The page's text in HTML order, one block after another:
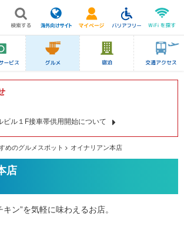
ル１F接車帯供用開始について
めのグルメスポット オイナリアン本店
店
ン”を気軽に味わえるお店。